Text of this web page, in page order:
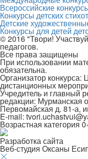
Всероссийские
Конкурсы детских
Детские
Конкурсы для детей
© 2016 "Твори!
педагогов.
Все права защищены
При использовании
обязательна.
Организатор конкурса:
дистанционных
Учредитель и главный
редакции: Мурманская
Первомайская д. 81-а,
E-mail:
Возрастная категория
Разработка сайта
Веб-студия Оксаны